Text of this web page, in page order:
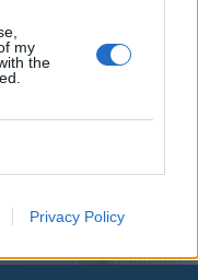
my
the
Privacy Policy